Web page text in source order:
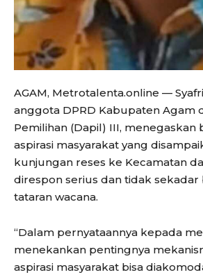
AGAM, Metrotalenta.online —
anggota DPRD Kabupaten Agam
Pemilihan (Dapil) III, menegaskan
aspirasi masyarakat yang
kunjungan reses ke Kecamatan
direspon serius dan tidak
tataran wacana.
“Dalam pernyataannya kepada
menekankan pentingnya
aspirasi masyarakat bisa